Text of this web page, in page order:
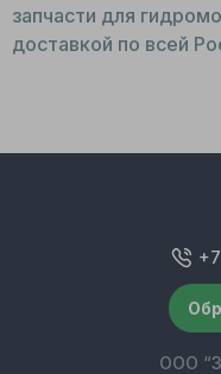
запчасти для
доставкой по всей
ООО